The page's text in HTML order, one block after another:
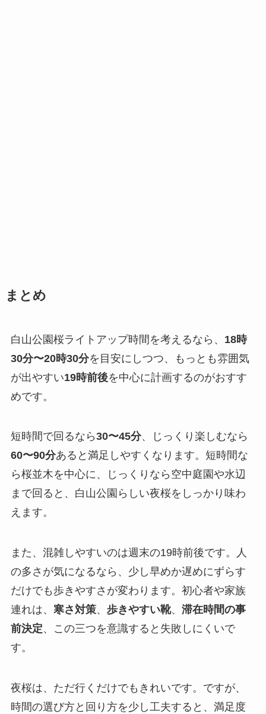
まとめ
白山公園桜ライトアップ時間を考えるなら、 18時
30分〜20時30分を目安にしつつ、もっとも雰囲気
が出やすい19時前後を中心に計画するのがおすす
めです。
短時間で回るなら30〜45分、じっくり楽しむなら
60〜90分あると満足しやすくなります。短時間な
ら桜並木を中心に、じっくりなら空中庭園や水辺
まで回ると、白山公園らしい夜桜をしっかり味わ
えます。
また、混雑しやすいのは週末の19時前後です。人
の多さが気になるなら、少し早めか遅めにずらす
だけでも歩きやすさが変わります。初心者や家族
連れは、 寒さ対策、 歩きやすい靴、 滞在時間の事
前決定、この三つを意識すると失敗しにくいで
す。
夜桜は、ただ行くだけでもきれいです。ですが、
時間の選び方と回り方を少し工夫すると、満足度